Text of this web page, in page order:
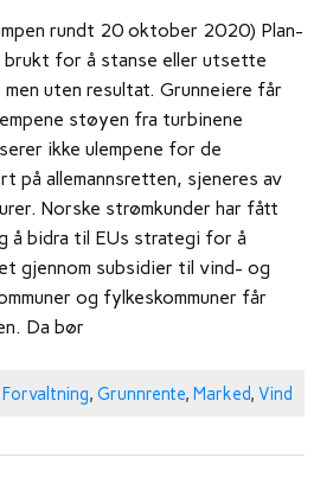
rundt 20 oktober 2020) Plan-
brukt for å stanse eller utsette
uten resultat. Grunneiere får
støyen fra turbinene
ikke ulempene for de
på allemannsretten, sjeneres av
Norske strømkunder har fått
å bidra til EUs strategi for å
gjennom subsidier til vind- og
og fylkeskommuner får
Da bør
Forvaltning, Grunnrente, Marked, Vind